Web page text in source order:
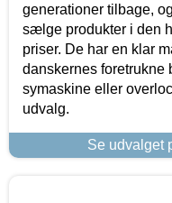
generationer tilbage,
sælge produkter i den
priser. De har en klar
danskernes foretrukne
symaskine eller
udvalg.
Se udvalget